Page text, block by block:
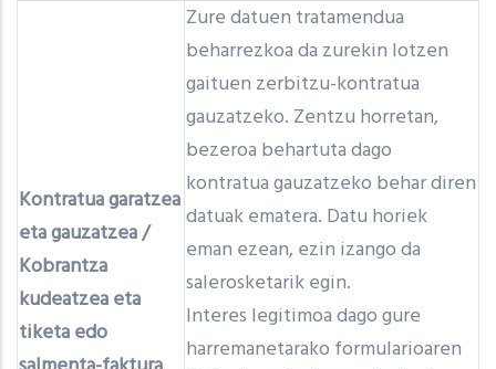
Kontratua garatzea
eta gauzatzea /
Kobrantza
kudeatzea eta
tiketa edo
Zure datuen tratamendua
beharrezkoa da zurekin lotzen
gaituen zerbitzu-kontratua
gauzatzeko. Zentzu horretan,
bezeroa behartuta dago
kontratua gauzatzeko behar diren
datuak ematera. Datu horiek
eman ezean, ezin izango da
salerosketarik egin.
Interes legitimoa dago gure
harremanetarako formularioaren